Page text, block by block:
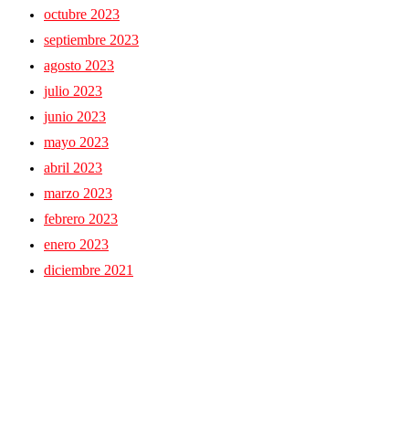
octubre 2023
septiembre 2023
agosto 2023
julio 2023
junio 2023
mayo 2023
abril 2023
marzo 2023
febrero 2023
enero 2023
diciembre 2021